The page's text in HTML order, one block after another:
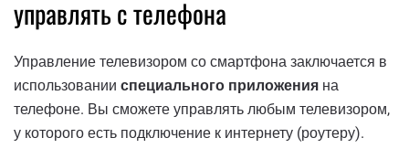
управлять с телефона
Управление телевизором со смартфона заключается в
использовании специального приложения на
телефоне. Вы сможете управлять любым телевизором,
у которого есть подключение к интернету (роутеру).